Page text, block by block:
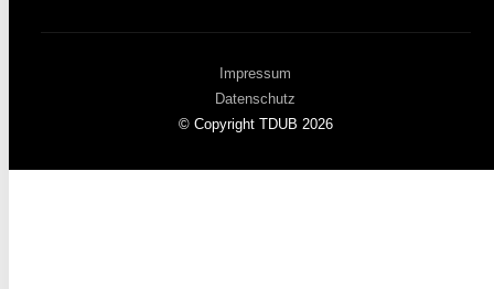
© Copyright TDUB 2026
Impressum
Datenschutz